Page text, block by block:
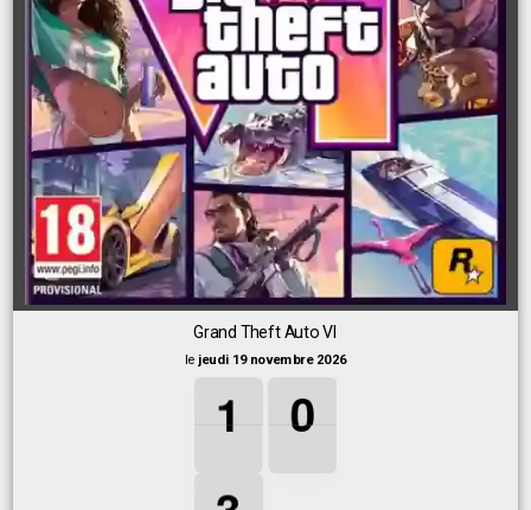
Grand Theft Auto VI
le jeudi 19 novembre 2026
1
1
1
1 0
0
0
0